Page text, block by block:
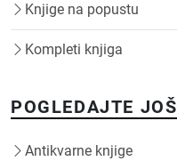
Knjige na popustu
Kompleti knjiga
POGLEDAJTE JOŠ
Antikvarne knjige